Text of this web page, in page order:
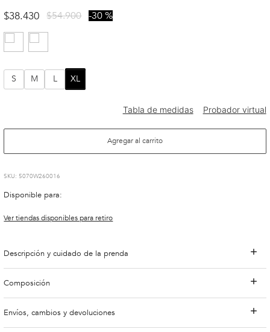
$38.430 $54.900 30 %
S M L XL
Agregar al carrito
: 5070W260016
Disponible para:
Ver tiendas disponibles para retiro
Descripción y cuidado de la prenda
Composición
Envíos, cambios y devoluciones